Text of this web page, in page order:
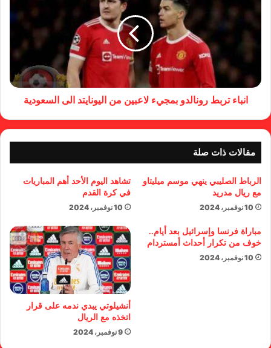
انباء تربط رونالدو بمجيء لاعبين من اليونايتد الى السعودية
مقالات ذات صلة
الرباط الصليبي ينهي موسم ميليتاو
مع ريال مدريد
10 نوفمبر، 2024
تشاهد اليوم الأحد أهم المباريات
في كرة القدم
10 نوفمبر، 2024
مباراة فرنسا وإسرائيل بعد أيام..
خوف من تكرار أحداث أمستردام
10 نوفمبر، 2024
أنشيلوتي يبدي ندمه على قرار
اتخذه مع الريال
9 نوفمبر، 2024